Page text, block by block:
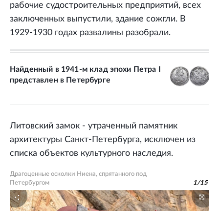
рабочие судостроительных предприятий, всех
заключенных выпустили, здание сожгли. В
1929-1930 годах развалины разобрали.
Найденный в 1941-м клад эпохи Петра I
представлен в Петербурге
Литовский замок - утраченный памятник
архитектуры Санкт-Петербурга, исключен из
списка объектов культурного наследия.
Драгоценные осколки Ниена, спрятанного под
Петербургом
1/15